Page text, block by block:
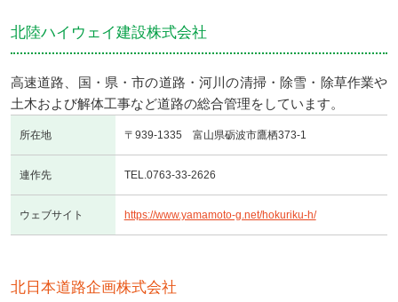
北陸ハイウェイ建設株式会社
高速道路、国・県・市の道路・河川の清掃・除雪・除草作業や
土木および解体工事など道路の総合管理をしています。
所在地 〒939-1335 富山県砺波市鷹栖373-1
連作先 TEL.0763-33-2626
ウェブサイト https://www.yamamoto-g.net/hokuriku-h/
北日本道路企画株式会社